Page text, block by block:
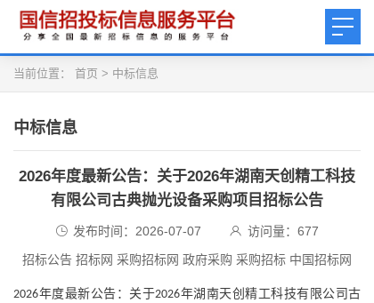
当前位置： 首页 > 中标信息
中标信息
2026年度最新公告：关于2026年湖南天创精工科技
有限公司古典抛光设备采购项目招标公告
发布时间：2026-07-07 访问量： 677
招标公告 招标网 采购招标网 政府采购 采购招标 中国招标网
2026年度最新公告： 关于2026年湖南天创精工科技有限公司古